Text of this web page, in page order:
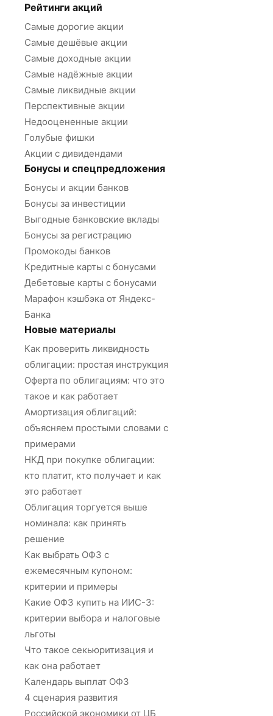
Рейтинги акций
Самые дорогие акции
Самые дешёвые акции
Самые доходные акции
Самые надёжные акции
Самые ликвидные акции
Перспективные акции
Недооцененные акции
Голубые фишки
Акции с дивидендами
Бонусы и спецпредложения
Бонусы и акции банков
Бонусы за инвестиции
Выгодные банковские вклады
Бонусы за регистрацию
Промокоды банков
Кредитные карты с бонусами
Дебетовые карты с бонусами
Марафон кэшбэка от Яндекс-
Банка
Новые материалы
Как проверить ликвидность
облигации: простая инструкция
Оферта по облигациям: что это
такое и как работает
Амортизация облигаций:
объясняем простыми словами с
примерами
НКД при покупке облигации:
кто платит, кто получает и как
это работает
Облигация торгуется выше
номинала: как принять
решение
Как выбрать ОФЗ с
ежемесячным купоном:
критерии и примеры
Какие ОФЗ купить на ИИС-3:
критерии выбора и налоговые
льготы
Что такое секьюритизация и
как она работает
Календарь выплат ОФЗ
4 сценария развития
Российской экономики от ЦБ